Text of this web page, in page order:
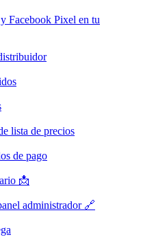
Facebook Pixel en tu
lista de precios
de pago
📩
administrador 🔗